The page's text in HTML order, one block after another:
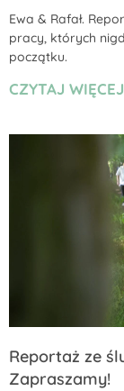
Ewa & Rafał.
pracy, których
początku.
CZYTAJ
Reportaż ze
Zapraszamy!